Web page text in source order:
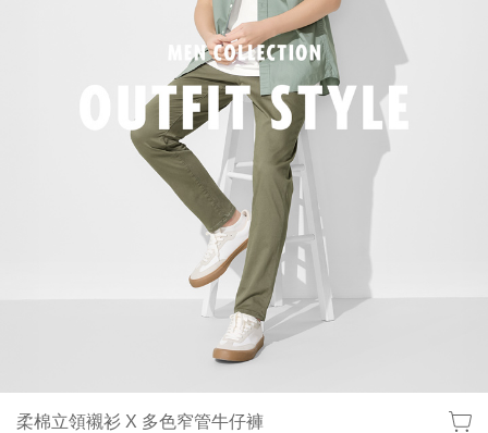
柔棉立領襯衫 X 多色窄管牛仔褲